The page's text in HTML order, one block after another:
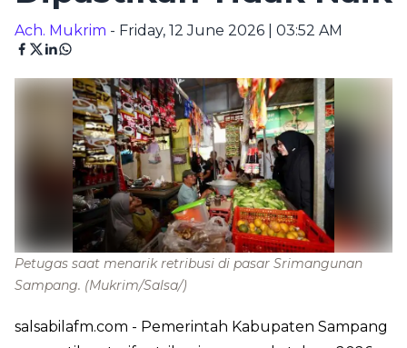
Ach. Mukrim - Friday, 12 June 2026 | 03:52 AM
Petugas saat menarik retribusi di pasar Srimangunan
Sampang. (Mukrim/Salsa/)
salsabilafm.com - Pemerintah Kabupaten Sampang